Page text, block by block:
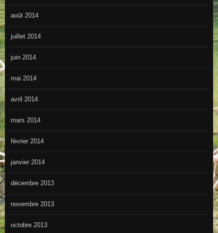
août 2014
juillet 2014
juin 2014
mai 2014
avril 2014
mars 2014
février 2014
janvier 2014
décembre 2013
novembre 2013
octobre 2013